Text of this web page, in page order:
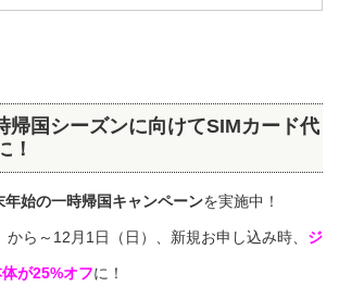
帰国シーズンに向けてSIMカード代
！
年始の一時帰国キャンペーンを実施中！
ら～12月1日（日）、新規お申し込み時、 ジ
が25%オフに！